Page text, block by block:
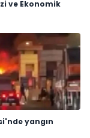
ve Ekonomik
yangın